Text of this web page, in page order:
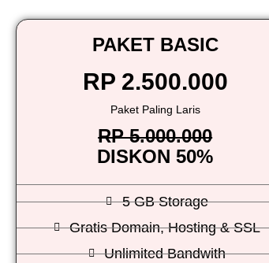
PAKET BASIC
RP 2.500.000
Paket Paling Laris
RP 5.000.000
DISKON 50%
5 GB Storage
Gratis Domain, Hosting & SSL
Unlimited Bandwith